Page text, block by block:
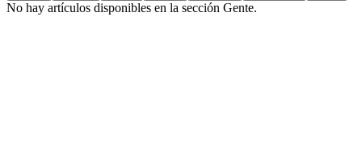
No hay artículos disponibles en la sección Gente.